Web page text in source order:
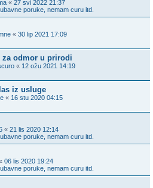
« 27 svi 2022 21:37
poruke, nemam curu itd.
« 30 lip 2021 17:09
odmor u prirodi
« 12 ožu 2021 14:19
iz usluge
« 16 stu 2020 04:15
« 21 lis 2020 12:14
poruke, nemam curu itd.
06 lis 2020 19:24
poruke, nemam curu itd.